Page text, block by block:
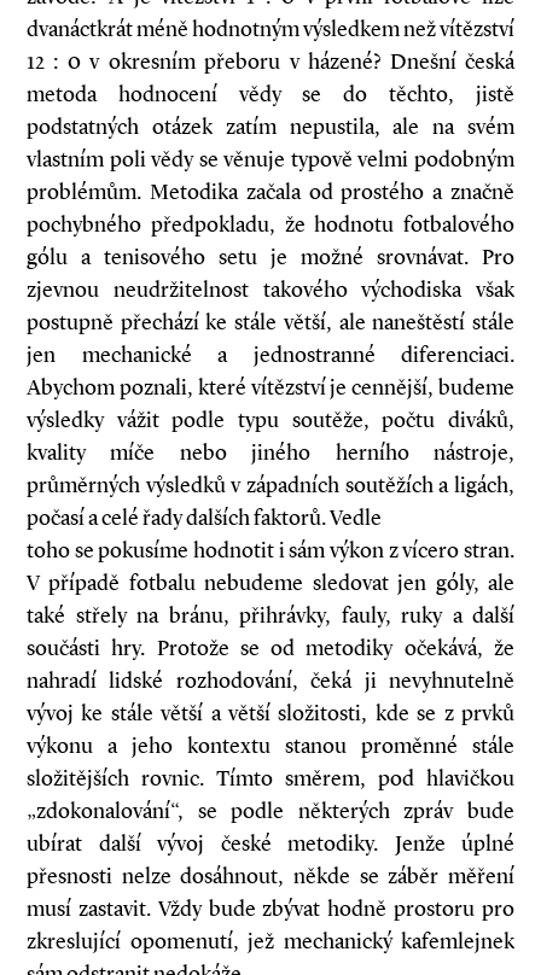
dvanáctkrát méně hodnotným výsledkem než vítězství
12 : 0 v okresním přeboru v házené? Dnešní česká
metoda hodnocení vědy se do těchto, jistě
podstatných otázek zatím nepustila, ale na svém
vlastním poli vědy se věnuje typově velmi podobným
problémům. Metodika začala od prostého a značně
pochybného předpokladu, že hodnotu fotbalového
gólu a tenisového setu je možné srovnávat. Pro
zjevnou neudržitelnost takového východiska však
postupně přechází ke stále větší, ale naneštěstí stále
jen mechanické a jednostranné diferenciaci.
Abychom poznali, které vítězství je cennější, budeme
výsledky vážit podle typu soutěže, počtu diváků,
kvality míče nebo jiného herního nástroje,
průměrných výsledků v západních soutěžích a ligách,
počasí a celé řady dalších faktorů. Vedle
toho se pokusíme hodnotit i sám výkon z vícero stran.
V případě fotbalu nebudeme sledovat jen góly, ale
také střely na bránu, přihrávky, fauly, ruky a další
součásti hry. Protože se od metodiky očekává, že
nahradí lidské rozhodování, čeká ji nevyhnutelně
vývoj ke stále větší a větší složitosti, kde se z prvků
výkonu a jeho kontextu stanou proměnné stále
složitějších rovnic. Tímto směrem, pod hlavičkou
„zdokonalování“, se podle některých zpráv bude
ubírat další vývoj české metodiky. Jenže úplné
přesnosti nelze dosáhnout, někde se záběr měření
musí zastavit. Vždy bude zbývat hodně prostoru pro
zkreslující opomenutí, jež mechanický kafemlejnek